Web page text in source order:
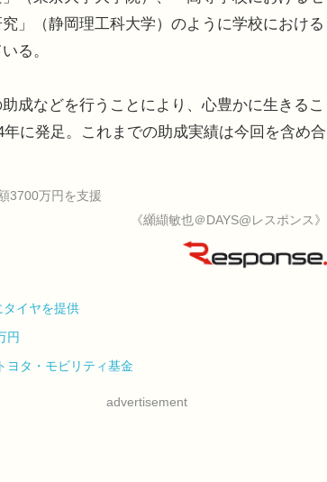
」（静岡理工科大学）のように学校における
る。
成などを行うことにより、心豊かに生きるこ
に発足。これまでの助成実績は今回を含め合
3700万円を支援
《纐纈敏也＠DAYS@レスポンス》
イヤを提供
円
ヨタ・モビリティ基金
advertisement